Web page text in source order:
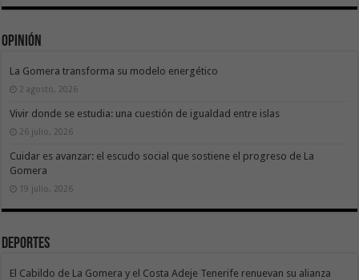
Opinión
La Gomera transforma su modelo energético
2 agosto, 2026
Vivir donde se estudia: una cuestión de igualdad entre islas
26 julio, 2026
Cuidar es avanzar: el escudo social que sostiene el progreso de La
Gomera
19 julio, 2026
Deportes
El Cabildo de La Gomera y el Costa Adeje Tenerife renuevan su alianza